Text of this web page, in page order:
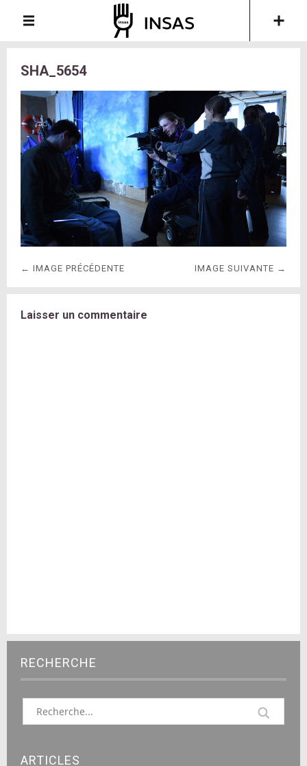
SHA_5654
← IMAGE PRÉCÉDENTE IMAGE SUIVANTE →
Laisser un commentaire
RECHERCHE
ARTICLES